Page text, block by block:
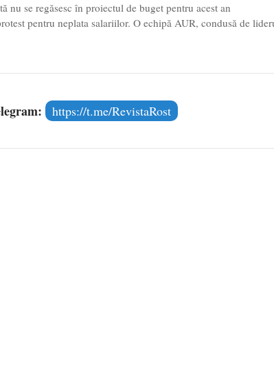
nu se regăsesc în proiectul de buget pentru acest an
pentru neplata salariilor. O echipă AUR, condusă de
https://t.me/RevistaRost